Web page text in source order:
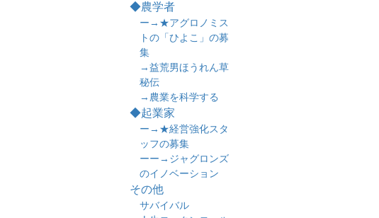
◆農学者
ー→★アグロノミス
トの「ひよこ」の募
集
→益荒男ほうれん草
秘伝
→農業を科学する
◆起業家
ー→★経営強化スタ
ッフの募集
ーー→ジャグロンズ
のイノベーション
その他
サバイバル